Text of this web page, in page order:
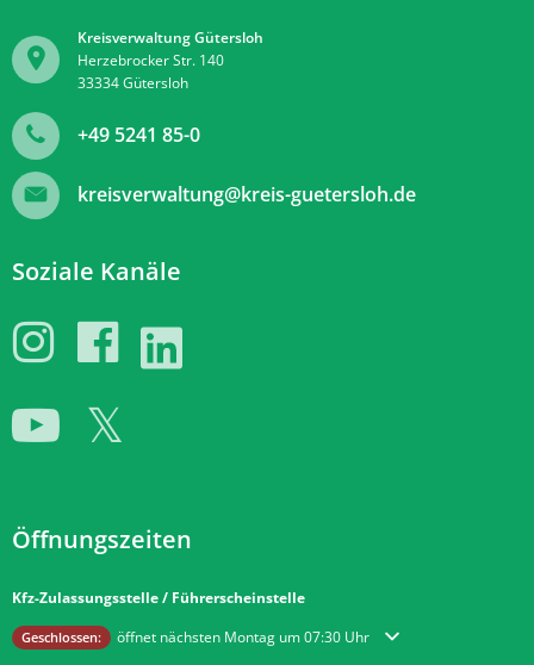
Kreisverwaltung Gütersloh
Herzebrocker Str. 140
33334Gütersloh
+49 5241 85-0
kreisverwaltung@kreis-guetersloh.de
Soziale Kanäle
Öffnungszeiten
Kfz-Zulassungsstelle / Führerscheinstelle
Klicken, um weitere Öffnungs- oder Schließzeiten auszublenden
Geschlossen: öffnet nächsten Montag um 07:30 Uhr